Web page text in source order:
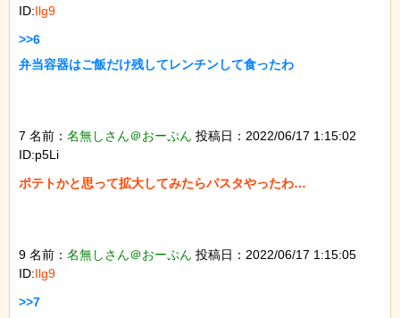
ID:Ilg9
>>6
弁当容器はご飯だけ残してレンチンして食ったわ
7 名前： 名無しさん＠おーぷん 投稿日：2022/06/17 1:15:02
ID:p5Li
ポテトかと思って拡大してみたらパスタやったわ…
9 名前： 名無しさん＠おーぷん 投稿日：2022/06/17 1:15:05
ID:Ilg9
>>7